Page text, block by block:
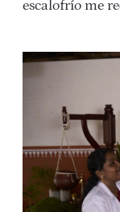
escalofrío me